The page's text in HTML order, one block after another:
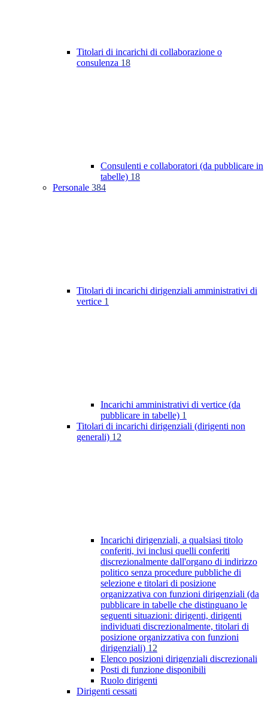
Titolari di incarichi di collaborazione o
consulenza 18
Consulenti e collaboratori (da pubblicare in
tabelle) 18
Personale 384
Titolari di incarichi dirigenziali amministrativi di
vertice 1
Incarichi amministrativi di vertice (da
pubblicare in tabelle) 1
Titolari di incarichi dirigenziali (dirigenti non
generali) 12
Incarichi dirigenziali, a qualsiasi titolo
conferiti, ivi inclusi quelli conferiti
discrezionalmente dall'organo di indirizzo
politico senza procedure pubbliche di
selezione e titolari di posizione
organizzativa con funzioni dirigenziali (da
pubblicare in tabelle che distinguano le
seguenti situazioni: dirigenti, dirigenti
individuati discrezionalmente, titolari di
posizione organizzativa con funzioni
dirigenziali) 12
Elenco posizioni dirigenziali discrezionali
Posti di funzione disponibili
Ruolo dirigenti
Dirigenti cessati